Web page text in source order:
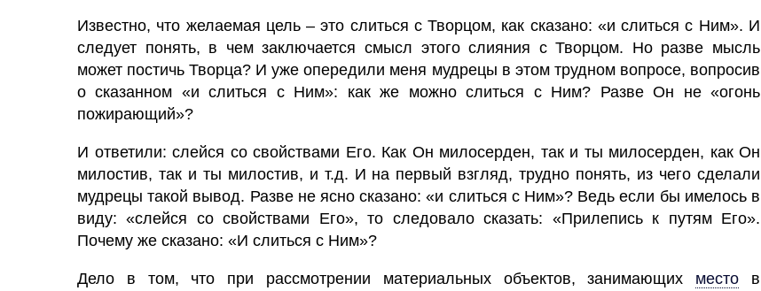
Известно, что желаемая цель – это слиться с Творцом, как сказано: «и слиться с Ним». И
следует понять, в чем заключается смысл этого слияния с Творцом. Но разве мысль
может постичь Творца? И уже опередили меня мудрецы в этом трудном вопросе, вопросив
о сказанном «и слиться с Ним»: как же можно слиться с Ним? Разве Он не «огонь
пожирающий»?
И ответили: слейся со свойствами Его. Как Он милосерден, так и ты милосерден, как Он
милостив, так и ты милостив, и т.д. И на первый взгляд, трудно понять, из чего сделали
мудрецы такой вывод. Разве не ясно сказано: «и слиться с Ним»? Ведь если бы имелось в
виду: «слейся со свойствами Его», то следовало сказать: «Прилепись к путям Его».
Почему же сказано: «И слиться с Ним»?
Дело в том, что при рассмотрении материальных объектов, занимающих место
в